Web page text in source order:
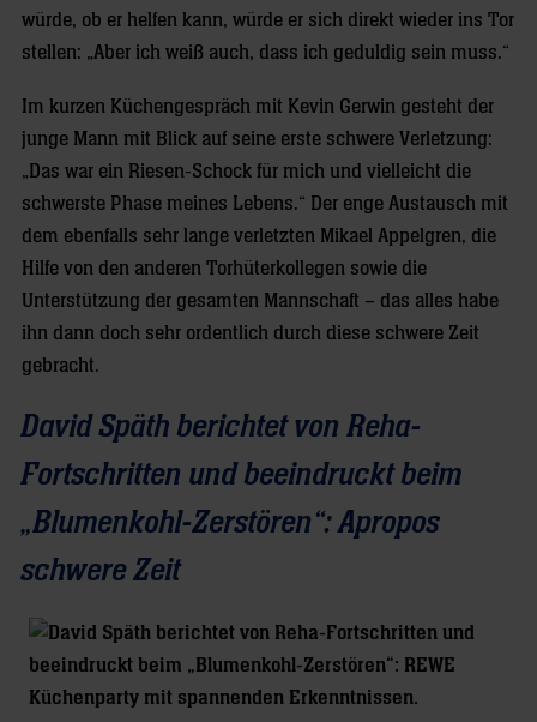
würde, ob er helfen kann, würde er sich direkt wieder ins Tor
stellen: „Aber ich weiß auch, dass ich geduldig sein muss.“
Im kurzen Küchengespräch mit Kevin Gerwin gesteht der
junge Mann mit Blick auf seine erste schwere Verletzung:
„Das war ein Riesen-Schock für mich und vielleicht die
schwerste Phase meines Lebens.“ Der enge Austausch mit
dem ebenfalls sehr lange verletzten Mikael Appelgren, die
Hilfe von den anderen Torhüterkollegen sowie die
Unterstützung der gesamten Mannschaft – das alles habe
ihn dann doch sehr ordentlich durch diese schwere Zeit
gebracht.
David Späth berichtet von Reha-
Fortschritten und beeindruckt beim
„Blumenkohl-Zerstören“: Apropos
schwere Zeit